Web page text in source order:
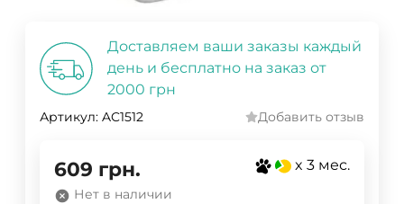
Доставляем ваши заказы каждый
день и бесплатно на заказ от
2000 грн
Артикул: AC1512 Добавить отзыв
609 грн. x 3 мес.
Нет в наличии